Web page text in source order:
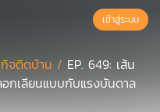
เข้าสู่ระบบ
กิจติดบ้าน / EP. 649: เส้น
กเลียนแบบกับแรงบันดาล